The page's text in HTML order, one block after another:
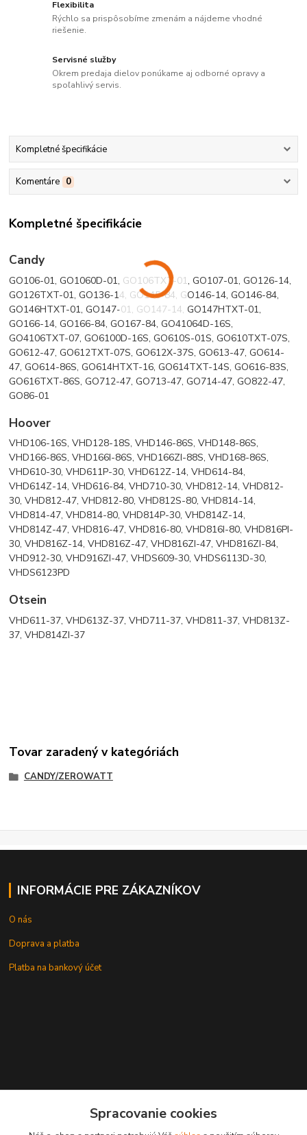
Flexibilita
Rýchlo sa prispôsobíme zmenám a nájdeme vhodné
riešenie.
Servisné služby
Okrem predaja dielov ponúkame aj odborné opravy a
spoľahlivý servis.
Kompletné špecifikácie
Komentáre 0
Kompletné špecifikácie
Candy
GO106-01, GO1060D-01, GO106TXT-01, GO107-01, GO126-14,
GO126TXT-01, GO136-14, GO145-84, GO146-14, GO146-84,
GO146HTXT-01, GO147-01, GO147-14, GO147HTXT-01,
GO166-14, GO166-84, GO167-84, GO41064D-16S,
GO4106TXT-07, GO6100D-16S, GO610S-01S, GO610TXT-07S,
GO612-47, GO612TXT-07S, GO612X-37S, GO613-47, GO614-
47, GO614-86S, GO614HTXT-16, GO614TXT-14S, GO616-83S,
GO616TXT-86S, GO712-47, GO713-47, GO714-47, GO822-47,
GO86-01
Hoover
VHD106-16S, VHD128-18S, VHD146-86S, VHD148-86S,
VHD166-86S, VHD166I-86S, VHD166ZI-88S, VHD168-86S,
VHD610-30, VHD611P-30, VHD612Z-14, VHD614-84,
VHD614Z-14, VHD616-84, VHD710-30, VHD812-14, VHD812-
30, VHD812-47, VHD812-80, VHD812S-80, VHD814-14,
VHD814-47, VHD814-80, VHD814P-30, VHD814Z-14,
VHD814Z-47, VHD816-47, VHD816-80, VHD816I-80, VHD816PI-
30, VHD816Z-14, VHD816Z-47, VHD816ZI-47, VHD816ZI-84,
VHD912-30, VHD916ZI-47, VHDS609-30, VHDS6113D-30,
VHDS6123PD
Otsein
VHD611-37, VHD613Z-37, VHD711-37, VHD811-37, VHD813Z-
37, VHD814ZI-37
Tovar zaradený v kategóriách
CANDY/ZEROWATT
INFORMÁCIE PRE ZÁKAZNÍKOV
O nás
Doprava a platba
Platba na bankový účet
leksunsro@gmail.com
Spracovanie cookies